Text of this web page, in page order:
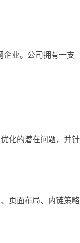
企业。公司拥有一支
化的潜在问题，并针
页面布局、内链策略